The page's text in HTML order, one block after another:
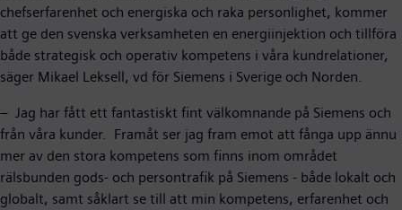
chefserfarenhet och energiska och raka personlighet, kommer
att ge den svenska verksamheten en energiinjektion och tillföra
både strategisk och operativ kompetens i våra kundrelationer,
säger Mikael Leksell, vd för Siemens i Sverige och Norden.
– Jag har fått ett fantastiskt fint välkomnande på Siemens och
från våra kunder. Framåt ser jag fram emot att fånga upp ännu
mer av den stora kompetens som finns inom området
rälsbunden gods- och persontrafik på Siemens - både lokalt och
globalt, samt såklart se till att min kompetens, erfarenhet och